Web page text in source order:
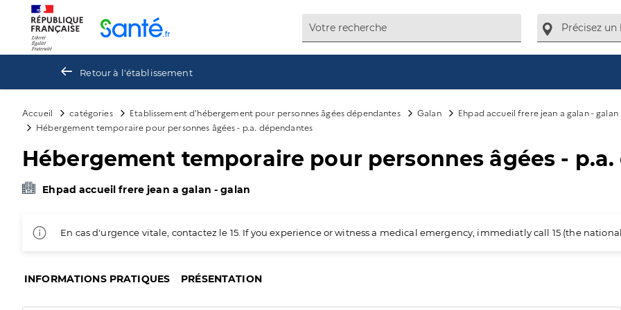
Retour à l'établissement
Accueil catégories Etablissement d'hébergement pour personnes âgées dépendantes Galan
Ehpad accueil frere jean a galan - galan
Hébergement temporaire pour personnes âgées - p.a. dépendantes
Hébergement temporaire pour personnes âgées -
Ehpad accueil frere jean a galan - galan
En cas d'urgence vitale, contactez le 15. If you experience or witness a medical emergency, immediatly call 15 (the
INFORMATIONS PRATIQUES PRÉSENTATION
Panneau de gestion des cookies